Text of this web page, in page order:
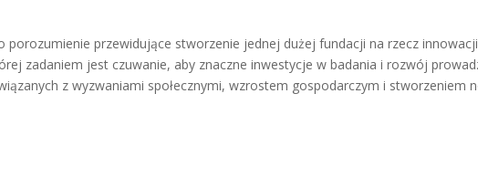
porozumienie przewidujące stworzenie jednej dużej fundacji na rzecz
zadaniem jest czuwanie, aby znaczne inwestycje w badania i rozwój
z wyzwaniami społecznymi, wzrostem gospodarczym i stworzeniem